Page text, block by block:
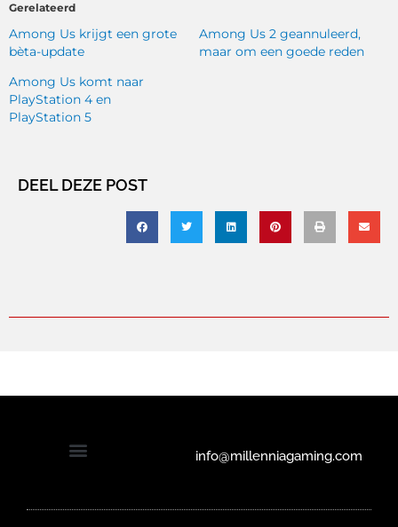
Gerelateerd
Among Us krijgt een grote
bèta-update
Among Us 2 geannuleerd,
maar om een ​​goede reden
Among Us komt naar
PlayStation 4 en
PlayStation 5
DEEL DEZE POST
info@millenniagaming.com